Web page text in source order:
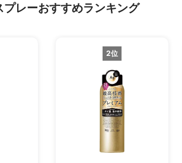
プレーおすすめランキング
2位